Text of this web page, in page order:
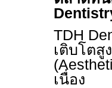
TDH
เติบโตสู
(
เนื่อง